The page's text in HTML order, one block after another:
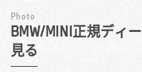
『いつかこんな車に乗り
る車を売りたいと考えて
工夫を重ね、お客様との
Photo
BMW/MINI正規ディ
見る